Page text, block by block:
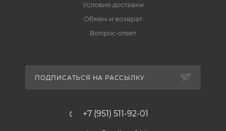
Условия доставки
Обмен и возврат
Вопрос-ответ
ПОДПИСАТЬСЯ НА РАССЫЛКУ
+7 (951) 511-92-01